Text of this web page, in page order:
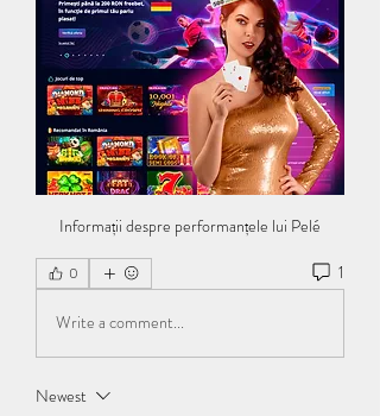
Informații despre performanțele lui Pelé
0 1
Write a comment...
Newest